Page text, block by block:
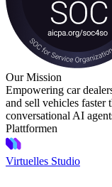
Our Mission
Empowering car
and sell vehicles faster
conversational AI
Plattformen
Virtuelles Studio